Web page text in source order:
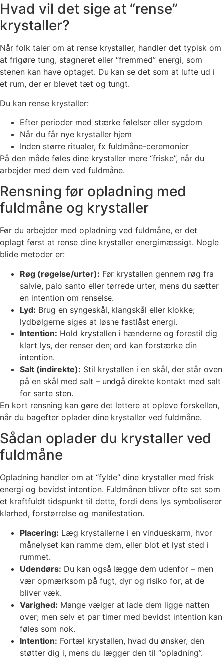
Hvad vil det sige at “rense”
krystaller?
Når folk taler om at rense krystaller, handler det typisk om
at frigøre tung, stagneret eller “fremmed” energi, som
stenen kan have optaget. Du kan se det som at lufte ud i
et rum, der er blevet tæt og tungt.
Du kan rense krystaller:
Efter perioder med stærke følelser eller sygdom
Når du får nye krystaller hjem
Inden større ritualer, fx fuldmåne-ceremonier
På den måde føles dine krystaller mere “friske”, når du
arbejder med dem ved fuldmåne.
Rensning før opladning med
fuldmåne og krystaller
Før du arbejder med opladning ved fuldmåne, er det
oplagt først at rense dine krystaller energimæssigt. Nogle
blide metoder er:
Røg (røgelse/urter): Før krystallen gennem røg fra
salvie, palo santo eller tørrede urter, mens du sætter
en intention om renselse.
Lyd: Brug en syngeskål, klangskål eller klokke;
lydbølgerne siges at løsne fastlåst energi.
Intention: Hold krystallen i hænderne og forestil dig
klart lys, der renser den; ord kan forstærke din
intention.
Salt (indirekte): Stil krystallen i en skål, der står oven
på en skål med salt – undgå direkte kontakt med salt
for sarte sten.
En kort rensning kan gøre det lettere at opleve forskellen,
når du bagefter oplader dine krystaller ved fuldmåne.
Sådan oplader du krystaller ved
fuldmåne
Opladning handler om at “fylde” dine krystaller med frisk
energi og bevidst intention. Fuldmånen bliver ofte set som
et kraftfuldt tidspunkt til dette, fordi dens lys symboliserer
klarhed, forstørrelse og manifestation.
Placering: Læg krystallerne i en vindueskarm, hvor
månelyset kan ramme dem, eller blot et lyst sted i
rummet.
Udendørs: Du kan også lægge dem udenfor – men
vær opmærksom på fugt, dyr og risiko for, at de
bliver væk.
Varighed: Mange vælger at lade dem ligge natten
over; men selv et par timer med bevidst intention kan
føles som nok.
Intention: Fortæl krystallen, hvad du ønsker, den
støtter dig i, mens du lægger den til “opladning”.